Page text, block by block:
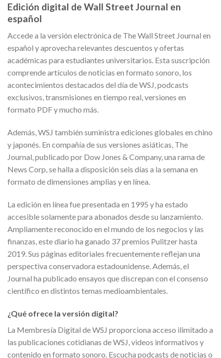
Edición digital de Wall Street Journal en
español
Accede a la versión electrónica de The Wall Street Journal en
español y aprovecha relevantes descuentos y ofertas
académicas para estudiantes universitarios. Esta suscripción
comprende artículos de noticias en formato sonoro, los
acontecimientos destacados del día de WSJ, podcasts
exclusivos, transmisiones en tiempo real, versiones en
formato PDF y mucho más.
Además, WSJ también suministra ediciones globales en chino
y japonés. En compañía de sus versiones asiáticas, The
Journal, publicado por Dow Jones & Company, una rama de
News Corp, se halla a disposición seis días a la semana en
formato de dimensiones amplias y en línea.
La edición en línea fue presentada en 1995 y ha estado
accesible solamente para abonados desde su lanzamiento.
Ampliamente reconocido en el mundo de los negocios y las
finanzas, este diario ha ganado 37 premios Pulitzer hasta
2019. Sus páginas editoriales frecuentemente reflejan una
perspectiva conservadora estadounidense. Además, el
Journal ha publicado ensayos que discrepan con el consenso
científico en distintos temas medioambientales.
¿Qué ofrece la versión digital?
La Membresía Digital de WSJ proporciona acceso ilimitado a
las publicaciones cotidianas de WSJ, videos informativos y
contenido en formato sonoro. Escucha podcasts de noticias o